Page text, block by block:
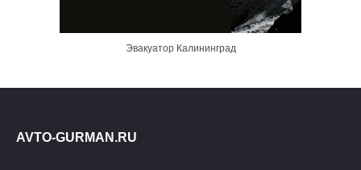
Эвакуатор Калининград
AVTO-GURMAN.RU